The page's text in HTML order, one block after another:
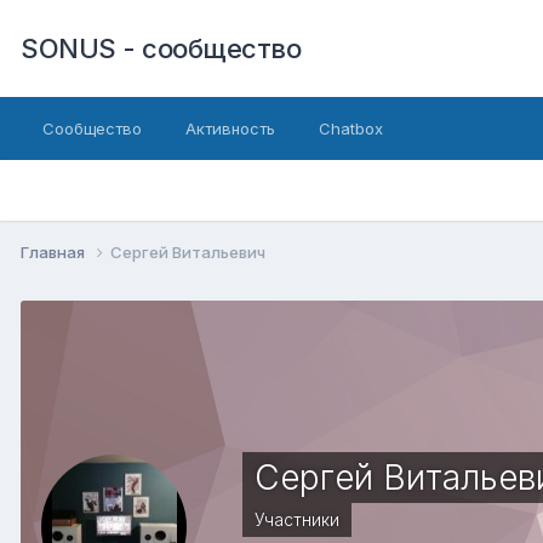
SONUS - сообщество
Сообщество Активность Chatbox
Главная Сергей Витальевич
Сергей
Участники